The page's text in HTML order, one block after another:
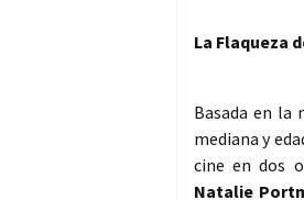
La Flaqueza
Basada en la
mediana y
cine en dos
Natalie